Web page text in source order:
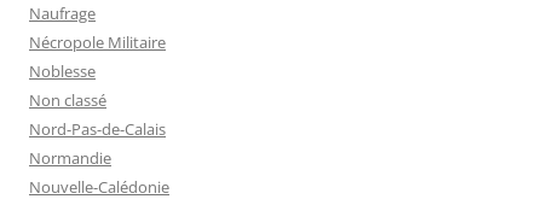
Naufrage
Nécropole Militaire
Noblesse
Non classé
Nord-Pas-de-Calais
Normandie
Nouvelle-Calédonie